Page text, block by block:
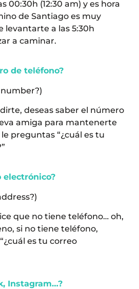
00:30h (12:30 am) y es hora
de Santiago es muy
levantarte a las 5:30h
a caminar.
de teléfono?
deseas saber el número
amiga para mantenerte
preguntas “¿cuál es tu
electrónico?
que no tiene teléfono… oh,
si no tiene teléfono,
es tu correo
Instagram…?